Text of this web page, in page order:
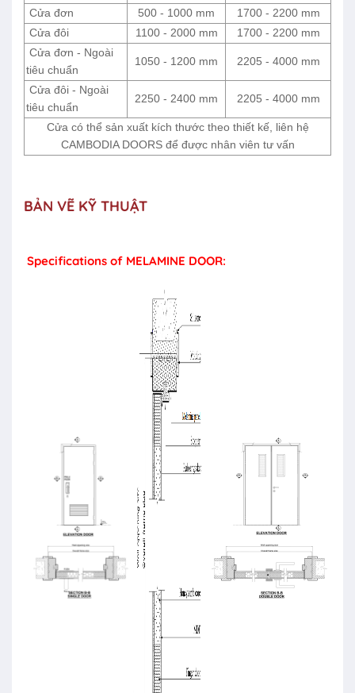
Cửa đơn
500 - 1000 mm
1700 - 2200 mm
Cửa đôi
1100 - 2000 mm
1700 - 2200 mm
Cửa đơn - Ngoài
tiêu chuẩn
1050 - 1200 mm 2205 - 4000 mm
Cửa đôi - Ngoài
tiêu chuẩn
2250 - 2400 mm 2205 - 4000 mm
Cửa có thể sản xuất kích thước theo thiết kế, liên hệ
CAMBODIA DOORS để được nhân viên tư vấn
BẢN VẼ KỸ THUẬT
Specifications of MELAMINE DOOR: